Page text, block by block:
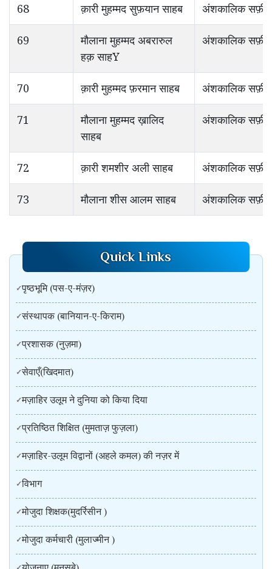
68 क़ारी मुहम्मद सुफ़यान साहब अंशकालिक सफ़ीर
69
मौलाना मुहम्मद अबरारुल
हक़ साहY
अंशकालिक सफ़ीर
70 क़ारी मुहम्मद फ़रमान साहब अंशकालिक सफ़ीर
71
मौलाना मुहम्मद ख़ालिद
साहब
अंशकालिक सफ़ीर
72 क़ारी शमशीर अली साहब अंशकालिक सफ़ीर
73 मौलाना शीस आलम साहब अंशकालिक सफ़ीर
Quick Links
पृष्ठभूमि (पस-ए-मंज़र)
संस्थापक (बानियान-ए-किराम)
प्रशासक (नुज़मा)
सेवाएँ(खिदमात)
मज़ाहिर उलूम ने दुनिया को किया दिया
प्रतिष्ठित शिक्षित (मुमताज़ फुज़ला)
मज़ाहिर-उलूम विद्वानों (अहले कमल) की नज़र में
विभाग
मोजुदा शिक्षक(मुदर्रिसीन )
मोजुदा कर्मचारी (मुलाज्मीन )